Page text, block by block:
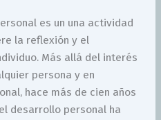
es un una actividad
la reflexión y el
Más allá del interés
persona y en
hace más de cien años
desarrollo personal ha